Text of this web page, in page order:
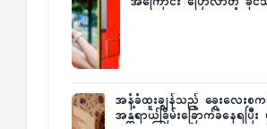
အနံ့ခံထူးချွန်သည့် ခွေးလေး
အန္တရာယ်ခြိမ်းခြောက်ခံနေရပြီး